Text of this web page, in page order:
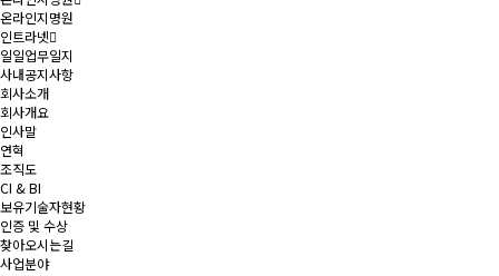
온라인지명원
인트라넷
일일업무일지
사내공지사항
회사소개
회사개요
인사말
연혁
조직도
CI & BI
보유기술자현황
인증 및 수상
찾아오시는길
사업분야